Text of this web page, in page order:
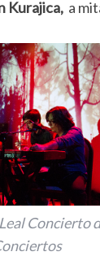
Kurajica, a
Concierto